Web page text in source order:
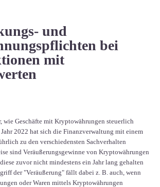
und
bei
mit
wie Geschäfte mit Kryptowährungen steuerlich
2022 hat sich die Finanzverwaltung mit einem
zu den verschiedensten Sachverhalten
sind Veräußerungsgewinne von Kryptowährungen
zuvor nicht mindestens ein Jahr lang gehalten
der "Veräußerung" fällt dabei z. B. auch, wenn
oder Waren mittels Kryptowährungen